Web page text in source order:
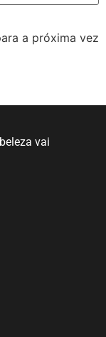
a próxima vez
vai